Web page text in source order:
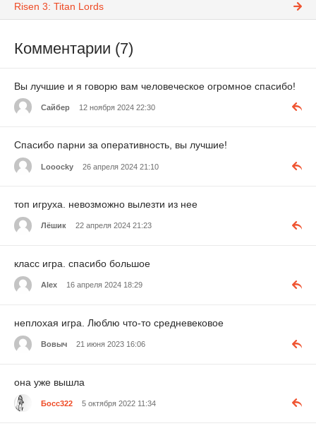
Risen 3: Titan Lords
Комментарии (7)
Вы лучшие и я говорю вам человеческое огромное спасибо!
Сайбер 12 ноября 2024 22:30
Спасибо парни за оперативность, вы лучшие!
Looocky 26 апреля 2024 21:10
топ игруха. невозможно вылезти из нее
Лёшик 22 апреля 2024 21:23
класс игра. спасибо большое
Alex 16 апреля 2024 18:29
неплохая игра. Люблю что-то средневековое
Вовыч 21 июня 2023 16:06
она уже вышла
Босс322 5 октября 2022 11:34